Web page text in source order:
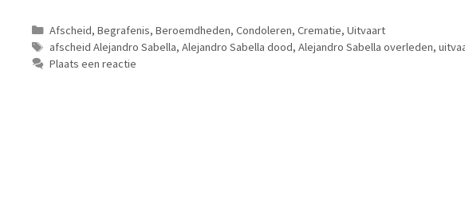
Categorieën
Afscheid, Begrafenis, Beroemdheden, Condoleren, Crematie, Uitvaart
Tags
afscheid Alejandro Sabella, Alejandro Sabella dood, Alejandro Sabella overleden,
Plaats een reactie